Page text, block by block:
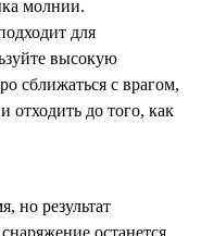
молнии.
для
высокую
сближаться с врагом,
отходить до того, как
но результат